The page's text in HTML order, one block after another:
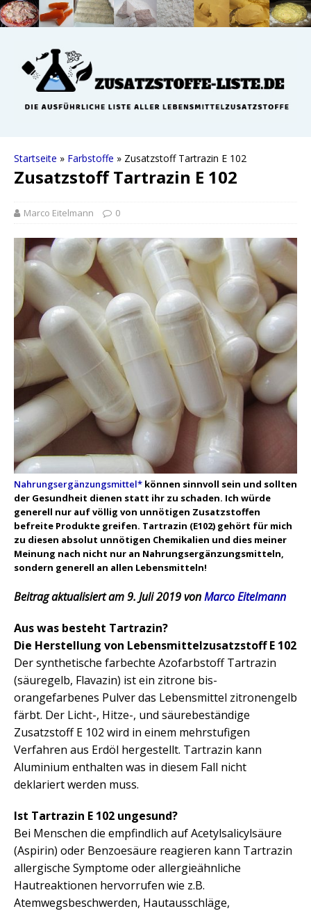
Startseite » Farbstoffe » Zusatzstoff Tartrazin E 102
Zusatzstoff Tartrazin E 102
Marco Eitelmann 0
Nahrungsergänzungsmittel* können sinnvoll sein und sollten
der Gesundheit dienen statt ihr zu schaden. Ich würde
generell nur auf völlig von unnötigen Zusatzstoffen
befreite Produkte greifen. Tartrazin (E102) gehört für mich
zu diesen absolut unnötigen Chemikalien und dies meiner
Meinung nach nicht nur an Nahrungsergänzungsmitteln,
sondern generell an allen Lebensmitteln!
Beitrag aktualisiert am 9. Juli 2019 vonMarco Eitelmann
Aus was besteht Tartrazin?
Die Herstellung von Lebensmittelzusatzstoff E 102
Der synthetische farbechte Azofarbstoff Tartrazin
(säuregelb, Flavazin) ist ein zitrone bis-
orangefarbenes Pulver das Lebensmittel zitronengelb
färbt. Der Licht-, Hitze-, und säurebeständige
Zusatzstoff E 102 wird in einem mehrstufigen
Verfahren aus Erdöl hergestellt. Tartrazin kann
Aluminium enthalten was in diesem Fall nicht
deklariert werden muss.
Ist Tartrazin E 102 ungesund?
Bei Menschen die empfindlich auf Acetylsalicylsäure
(Aspirin) oder Benzoesäure reagieren kann Tartrazin
allergische Symptome oder allergieähnliche
Hautreaktionen hervorrufen wie z.B.
Atemwegsbeschwerden, Hautausschläge,